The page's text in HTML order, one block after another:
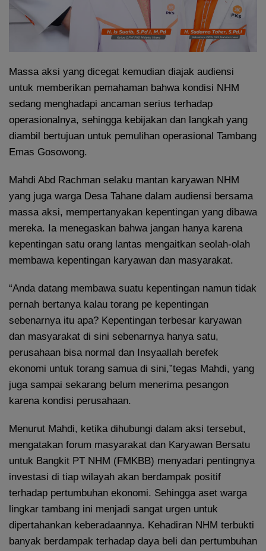
Massa aksi yang dicegat kemudian diajak audiensi
untuk memberikan pemahaman bahwa kondisi NHM
sedang menghadapi ancaman serius terhadap
operasionalnya, sehingga kebijakan dan langkah yang
diambil bertujuan untuk pemulihan operasional Tambang
Emas Gosowong.
Mahdi Abd Rachman selaku mantan karyawan NHM
yang juga warga Desa Tahane dalam audiensi bersama
massa aksi, mempertanyakan kepentingan yang dibawa
mereka. Ia menegaskan bahwa jangan hanya karena
kepentingan satu orang lantas mengaitkan seolah-olah
membawa kepentingan karyawan dan masyarakat.
“Anda datang membawa suatu kepentingan namun tidak
pernah bertanya kalau torang pe kepentingan
sebenarnya itu apa? Kepentingan terbesar karyawan
dan masyarakat di sini sebenarnya hanya satu,
perusahaan bisa normal dan Insyaallah berefek
ekonomi untuk torang samua di sini,”tegas Mahdi, yang
juga sampai sekarang belum menerima pesangon
karena kondisi perusahaan.
Menurut Mahdi, ketika dihubungi dalam aksi tersebut,
mengatakan forum masyarakat dan Karyawan Bersatu
untuk Bangkit PT NHM (FMKBB) menyadari pentingnya
investasi di tiap wilayah akan berdampak positif
terhadap pertumbuhan ekonomi. Sehingga aset warga
lingkar tambang ini menjadi sangat urgen untuk
dipertahankan keberadaannya. Kehadiran NHM terbukti
banyak berdampak terhadap daya beli dan pertumbuhan